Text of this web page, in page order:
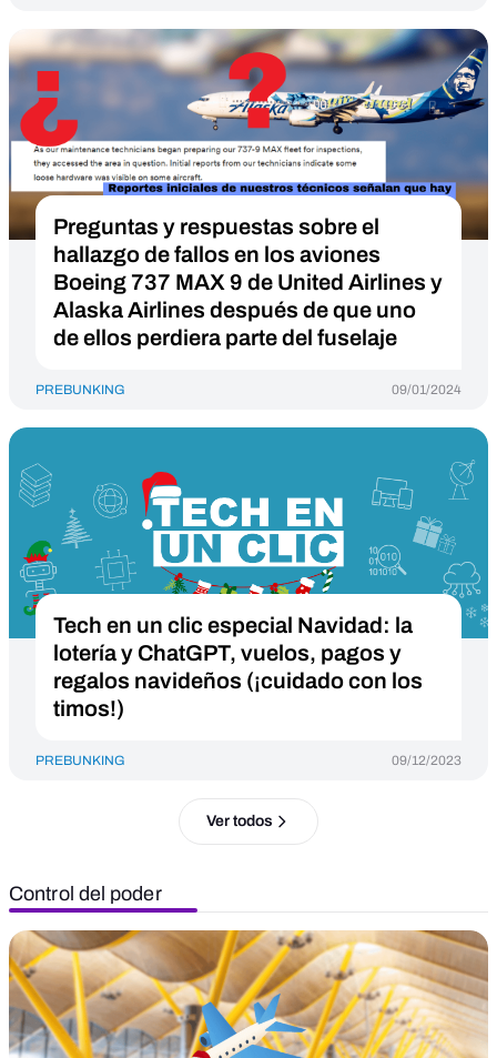
Preguntas y respuestas sobre el
hallazgo de fallos en los aviones
Boeing 737 MAX 9 de United Airlines y
Alaska Airlines después de que uno
de ellos perdiera parte del fuselaje
PREBUNKING 09/01/2024
Tech en un clic especial Navidad: la
lotería y ChatGPT, vuelos, pagos y
regalos navideños (¡cuidado con los
timos!)
PREBUNKING 09/12/2023
Ver todos
Control del poder